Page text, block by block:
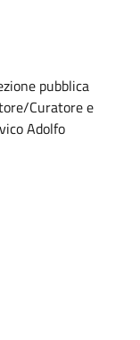
pubblica
Curatore e
Adolfo